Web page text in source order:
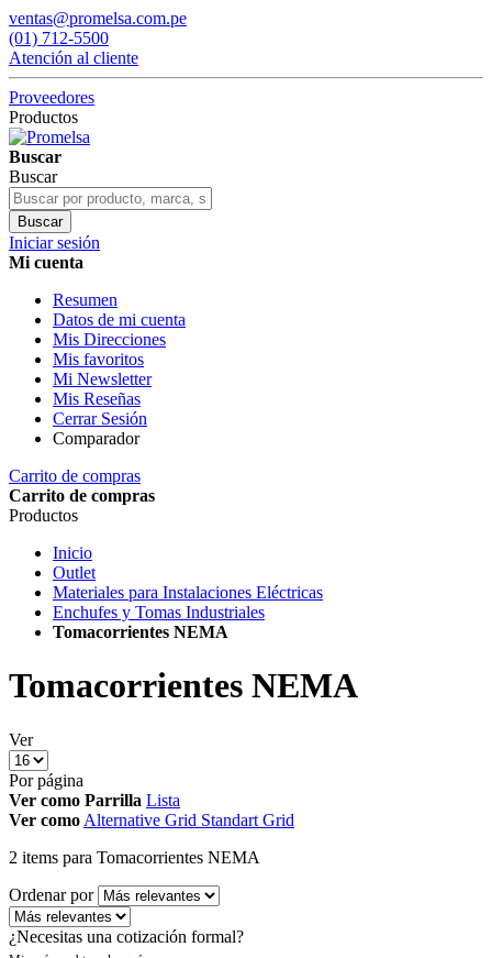
ventas@promelsa.com.pe
(01) 712-5500
Atención al cliente
Proveedores
Productos
Buscar
Buscar
Buscar
Iniciar sesión
Mi cuenta
Resumen
Datos de mi cuenta
Mis Direcciones
Mis favoritos
Mi Newsletter
Mis Reseñas
Cerrar Sesión
Comparador
Carrito de compras
Carrito de compras
Productos
Inicio
Outlet
Materiales para Instalaciones Eléctricas
Enchufes y Tomas Industriales
Tomacorrientes NEMA
Tomacorrientes NEMA
Ver
Por página
Ver como Parrilla Lista
Ver como Alternative Grid Standart Grid
2 items para Tomacorrientes NEMA
Ordenar por
¿Necesitas una cotización formal?